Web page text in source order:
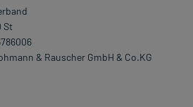
St
& Rauscher GmbH & Co.KG